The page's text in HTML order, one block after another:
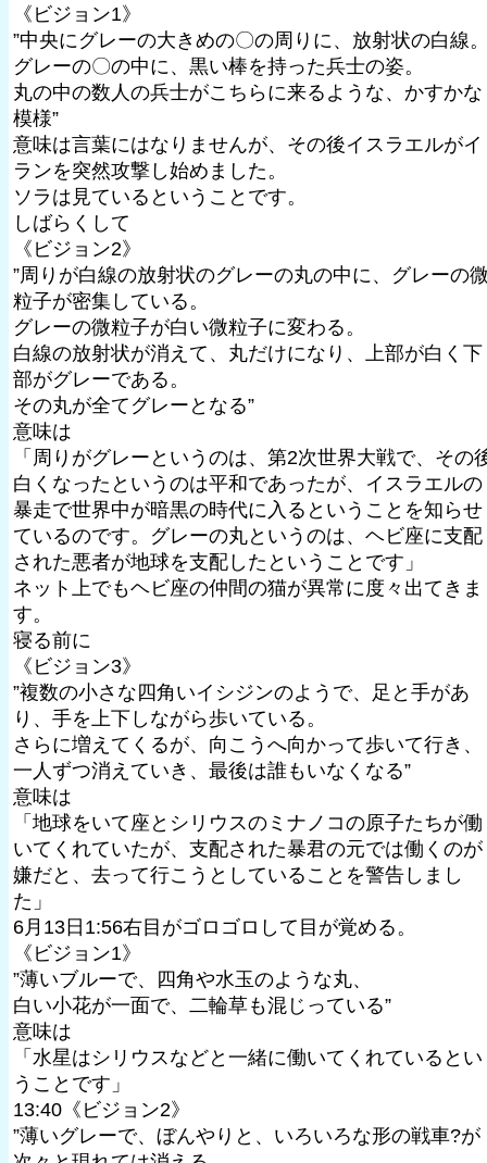
《ビジョン1》
”中央にグレーの大きめの〇の周りに、放射状の白線
グレーの〇の中に、黒い棒を持った兵士の姿。
丸の中の数人の兵士がこちらに来るような、かすかな
模様”
意味は言葉にはなりませんが、その後イスラエルがイ
ランを突然攻撃し始めました。
ソラは見ているということです。
しばらくして
《ビジョン2》
”周りが白線の放射状のグレーの丸の中に、グレーの
粒子が密集している。
グレーの微粒子が白い微粒子に変わる。
白線の放射状が消えて、丸だけになり、上部が白く下
部がグレーである。
その丸が全てグレーとなる”
意味は
「周りがグレーというのは、第2次世界大戦で、その
白くなったというのは平和であったが、イスラエルの
暴走で世界中が暗黒の時代に入るということを知らせ
ているのです。グレーの丸というのは、ヘビ座に支配
された悪者が地球を支配したということです」
ネット上でもヘビ座の仲間の猫が異常に度々出てきま
す。
寝る前に
《ビジョン3》
”複数の小さな四角いイシジンのようで、足と手があ
り、手を上下しながら歩いている。
さらに増えてくるが、向こうへ向かって歩いて行き、
一人ずつ消えていき、最後は誰もいなくなる”
意味は
「地球をいて座とシリウスのミナノコの原子たちが働
いてくれていたが、支配された暴君の元では働くのが
嫌だと、去って行こうとしていることを警告しまし
た」
6月13日1:56右目がゴロゴロして目が覚める。
《ビジョン1》
”薄いブルーで、四角や水玉のような丸、
白い小花が一面で、二輪草も混じっている”
意味は
「水星はシリウスなどと一緒に働いてくれているとい
うことです」
13:40《ビジョン2》
”薄いグレーで、ぼんやりと、いろいろな形の戦車?が